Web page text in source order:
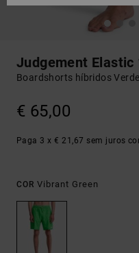
Judgement Elastic
Boardshorts híbridos
€ 65,00
Paga 3 x € 21,67 sem juros
COR Vibrant Green